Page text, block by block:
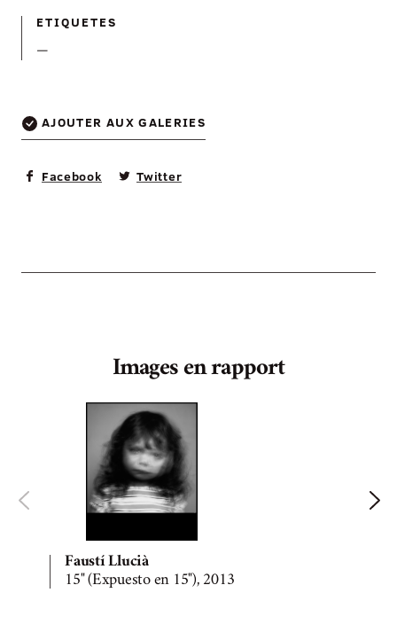
ETIQUETES
—
AJOUTER AUX GALERIES
Facebook Twitter
Images en rapport
Faustí Llucià
15" (Expuesto en 15"), 2013